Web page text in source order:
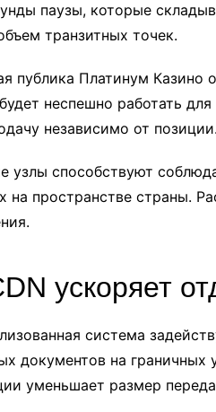
паузы, которые
транзитных точек.
публика Платинум
неспешно работать
независимо от позиции.
узлы способствуют
на пространстве страны.
ускоряет
система
документов на
уменьшает размер